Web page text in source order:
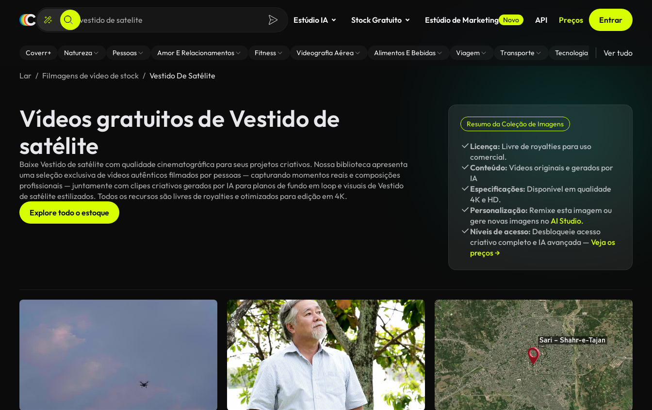
Estúdio IA Stock Gratuito Estúdio de Marketing Novo API Preços Entrar
Coverr+ Natureza Pessoas Amor E Relacionamentos Fitness Videografia Aérea Alimentos E Bebidas Viagem Transporte Tecnologia Zoom De
Ver tudo
Lar Filmagens de vídeo de stock Vestido De Satélite
Vídeos gratuitos de Vestido de
satélite
Baixe Vestido de satélite com qualidade cinematográfica para seus projetos criativos. Nossa biblioteca apresenta
uma seleção exclusiva de vídeos autênticos filmados por pessoas — capturando momentos reais e composições
profissionais — juntamente com clipes criativos gerados por IA para planos de fundo em loop e visuais de Vestido
de satélite estilizados. Todos os recursos são livres de royalties e otimizados para edição em 4K.
Explore todo o estoque
Resumo da Coleção de Imagens
Licença: Livre de royalties para uso
comercial.
Conteúdo: Vídeos originais e gerados por
IA
Especificações: Disponível em qualidade
4K e HD.
Personalização: Remixe esta imagem ou
gere novas imagens noAI Studio.
Níveis de acesso: Desbloqueie acesso
criativo completo e IA avançada — Veja os
preços →